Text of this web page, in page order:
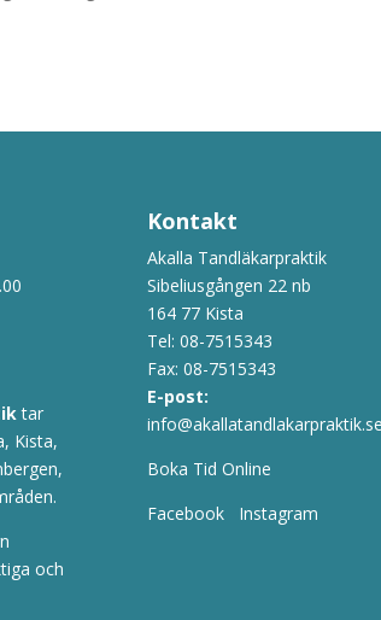
tar
Kista,
och
Kontakt
Akalla Tandläkarpraktik
Sibeliusgången 22 nb
164 77 Kista
Tel: 08-7515343
Fax: 08-7515343
E-post:
info@akallatandlakarpraktik.se
Boka Tid Online
Facebook
Instagram